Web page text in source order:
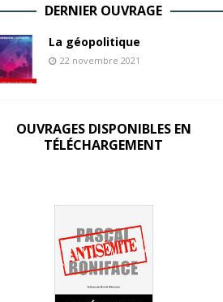
DERNIER OUVRAGE
La géopolitique
22 novembre 2021
OUVRAGES DISPONIBLES EN
TÉLÉCHARGEMENT